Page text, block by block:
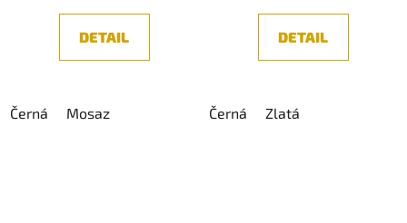
DETAIL
Černá Mosaz
DETAIL
Černá Zlatá